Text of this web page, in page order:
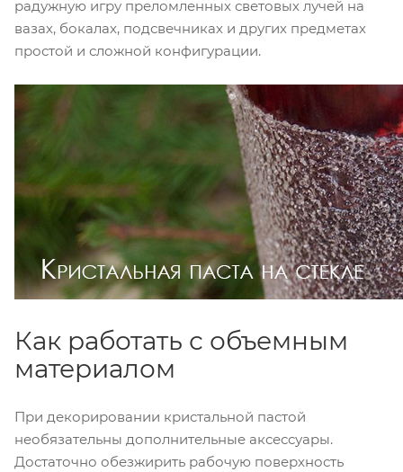
радужную игру преломленных световых лучей на
вазах, бокалах, подсвечниках и других предметах
простой и сложной конфигурации.
Как работать с объемным
материалом
При декорировании кристальной пастой
необязательны дополнительные аксессуары.
Достаточно обезжирить рабочую поверхность